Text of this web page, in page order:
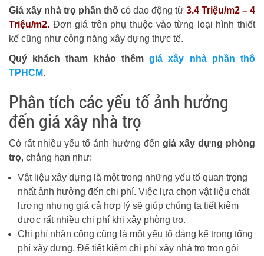
Giá xây nhà trọ phần thô có dao động từ 3.4 Triệu/m2 – 4
Triệu/m2. Đơn giá trên phụ thuộc vào từng loại hình thiết
kế cũng như công năng xây dựng thực tế.
Quý khách tham khảo thêmgiá xây nhà phần thô
TPHCM.
Phân tích các yếu tố ảnh hưởng
đến giá xây nhà trọ
Có rất nhiều yếu tố ảnh hưởng đến giá xây dựng phòng
trọ, chẳng hạn như:
Vật liệu xây dựng là một trong những yếu tố quan trọng
nhất ảnh hưởng đến chi phí. Việc lựa chọn vật liệu chất
lượng nhưng giá cả hợp lý sẽ giúp chúng ta tiết kiệm
được rất nhiều chi phí khi xây phòng trọ.
Chi phí nhân công cũng là một yếu tố đáng kể trong tổng
phí xây dựng. Để tiết kiệm chi phí xây nhà trọ trọn gói